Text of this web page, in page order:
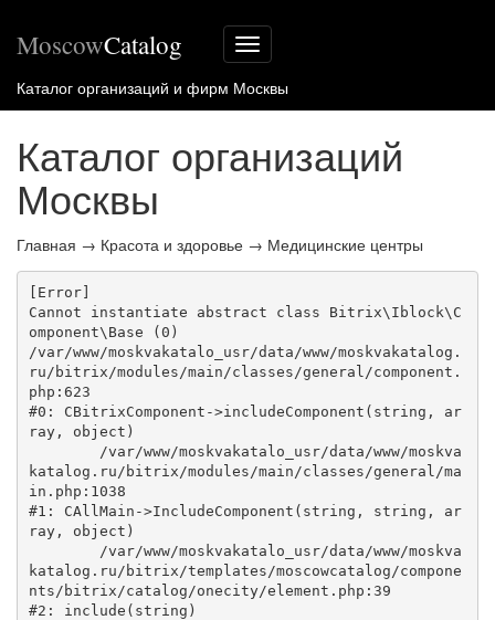
Меню
сайта
MoscowCatalog
Каталог организаций и фирм Москвы
Каталог организаций
Москвы
Главная → Красота и здоровье → Медицинские центры
[Error]
Cannot instantiate abstract class Bitrix\Iblock\C
omponent\Base (0)
/var/www/moskvakatalo_usr/data/www/moskvakatalog.
ru/bitrix/modules/main/classes/general/component.
php:623
#0: CBitrixComponent->includeComponent(string, ar
ray, object)
katalog.ru/bitrix/modules/main/classes/general/ma
in.php:1038
#1: CAllMain->IncludeComponent(string, string, ar
ray, object)
katalog.ru/bitrix/templates/moscowcatalog/compone
nts/bitrix/catalog/onecity/element.php:39
#2: include(string)